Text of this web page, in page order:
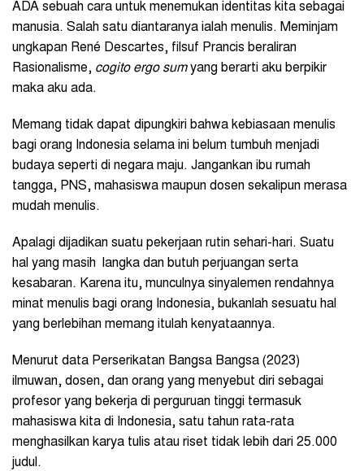
ADA sebuah cara untuk menemukan identitas kita sebagai
manusia. Salah satu diantaranya ialah menulis. Meminjam
ungkapan René Descartes, filsuf Prancis beraliran
Rasionalisme, cogito ergo sumyang berarti aku berpikir
maka aku ada.
Memang tidak dapat dipungkiri bahwa kebiasaan menulis
bagi orang Indonesia selama ini belum tumbuh menjadi
budaya seperti di negara maju. Jangankan ibu rumah
tangga, PNS, mahasiswa maupun dosen sekalipun merasa
mudah menulis.
Apalagi dijadikan suatu pekerjaan rutin sehari-hari. Suatu
hal yang masih langka dan butuh perjuangan serta
kesabaran. Karena itu, munculnya sinyalemen rendahnya
minat menulis bagi orang Indonesia, bukanlah sesuatu hal
yang berlebihan memang itulah kenyataannya.
Menurut data Perserikatan Bangsa Bangsa (2023)
ilmuwan, dosen, dan orang yang menyebut diri sebagai
profesor yang bekerja di perguruan tinggi termasuk
mahasiswa kita di Indonesia, satu tahun rata-rata
menghasilkan karya tulis atau riset tidak lebih dari 25.000
judul.